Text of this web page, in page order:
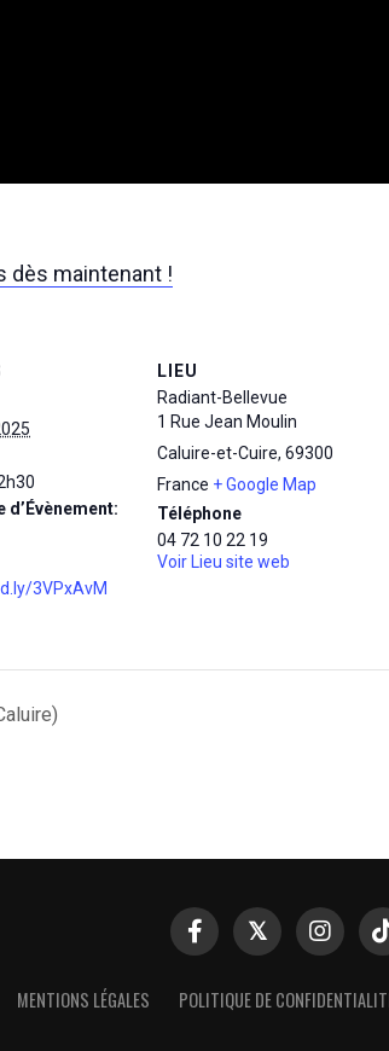
dès maintenant !
d’Évènement:
3VPxAvM
LIEU
Radiant-Bellevue
1 Rue Jean Moulin
Caluire-et-Cuire, 69300
France + Google Map
Téléphone
04 72 10 22 19
Voir Lieu site web
MENTIONS LÉGALES POLITIQUE DE